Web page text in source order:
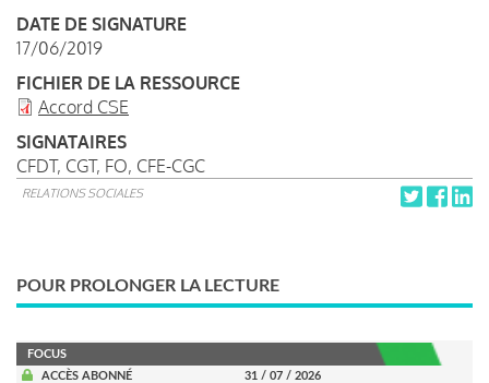
DATE DE SIGNATURE
17/06/2019
FICHIER DE LA RESSOURCE
Accord CSE
SIGNATAIRES
CFDT, CGT, FO, CFE-CGC
RELATIONS SOCIALES
POUR PROLONGER LA LECTURE
FOCUS
ACCÈS ABONNÉ
31 / 07 / 2026